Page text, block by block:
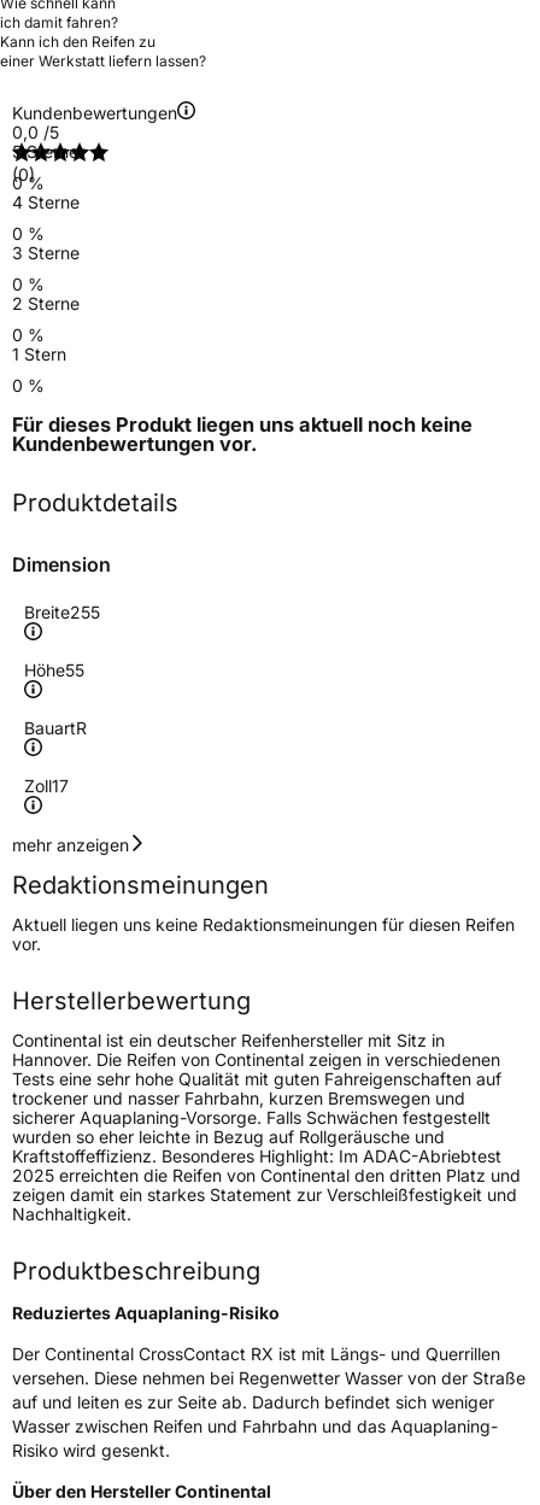
ich damit fahren?
Kann ich den Reifen zu
einer Werkstatt liefern lassen?
Kundenbewertungen
0,0 /5
(0)
5 Sterne
0 %
4 Sterne
0 %
3 Sterne
0 %
2 Sterne
0 %
1 Stern
0 %
Für dieses Produkt liegen uns aktuell noch keine
Kundenbewertungen vor.
Produktdetails
Dimension
Breite255
Höhe55
BauartR
Zoll17
Geschwindigkeitsindex
Höchstgeschwindigkeit
240 km/h
Lastindex104
Höchstlast900 kg
Gewicht (in kg) 11,61 kg
Generelle Merkmale
FahrzeugtypSUV
VerwendungSommerreifen
ModellnameCrossContact RX
Weitere Eigenschaften
SchlauchtypTL
ZustandNeureifen
mehr anzeigen
Redaktionsmeinungen
Aktuell liegen uns keine Redaktionsmeinungen für diesen Reifen
vor.
Herstellerbewertung
Continental ist ein deutscher Reifenhersteller mit Sitz in
Hannover. Die Reifen von Continental zeigen in verschiedenen
Tests eine sehr hohe Qualität mit guten Fahreigenschaften auf
trockener und nasser Fahrbahn, kurzen Bremswegen und
sicherer Aquaplaning-Vorsorge. Falls Schwächen festgestellt
wurden so eher leichte in Bezug auf Rollgeräusche und
Kraftstoffeffizienz. Besonderes Highlight: Im ADAC-Abriebtest
2025 erreichten die Reifen von Continental den dritten Platz und
zeigen damit ein starkes Statement zur Verschleißfestigkeit und
Nachhaltigkeit.
Produktbeschreibung
Reduziertes Aquaplaning-Risiko
Der Continental CrossContact RX ist mit Längs- und Querrillen
versehen. Diese nehmen bei Regenwetter Wasser von der Straße
auf und leiten es zur Seite ab. Dadurch befindet sich weniger
Wasser zwischen Reifen und Fahrbahn und das Aquaplaning-
Risiko wird gesenkt.
Über den Hersteller Continental